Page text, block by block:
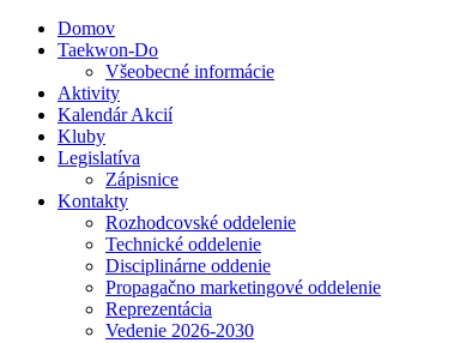
Domov
Taekwon-Do
Všeobecné informácie
Aktivity
Kalendár Akcií
Kluby
Legislatíva
Zápisnice
Kontakty
Rozhodcovské oddelenie
Technické oddelenie
Disciplinárne oddenie
Propagačno marketingové oddelenie
Reprezentácia
Vedenie 2026-2030